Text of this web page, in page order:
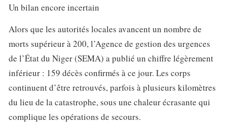
Un bilan encore incertain
Alors que les autorités locales avancent un nombre de
morts supérieur à 200, l’Agence de gestion des urgences
de l’État du Niger (SEMA) a publié un chiffre légèrement
inférieur : 159 décès confirmés à ce jour. Les corps
continuent d’être retrouvés, parfois à plusieurs kilomètres
du lieu de la catastrophe, sous une chaleur écrasante qui
complique les opérations de secours.